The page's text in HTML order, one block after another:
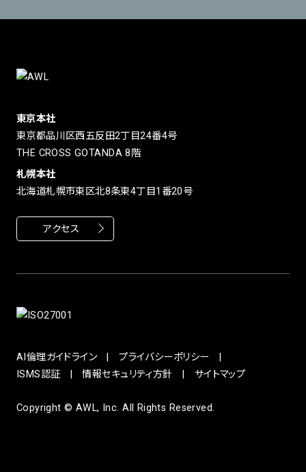
東京本社
東京都品川区西五反田2丁目24番4号
THE CROSS GOTANDA 8階
札幌本社
北海道札幌市東区北8条東4丁目1番20号
アクセス
AI倫理ガイドライン
プライバシーポリシー
ISMS認証
情報セキュリティ方針 サイトマップ
Copyright © AWL, Inc. All Rights Reserved.